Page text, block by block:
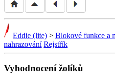
Eddie (lite) > Blokové funkce a
nahrazování Rejstřík
Vyhodnocení žolíků